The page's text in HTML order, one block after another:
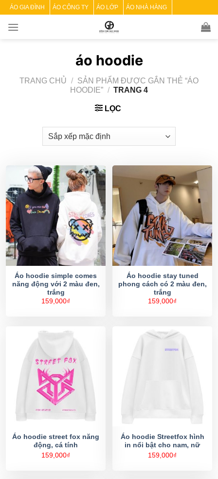
Skip
content
ÁO GIA ĐÌNH ÁO CÔNG TY ÁO LỚP ÁO NHÀ HÀNG
áo hoodie
TRANG CHỦ / SẢN PHẨM ĐƯỢC GẮN THẺ “ÁO
HOODIE” / TRANG 4
LỌC
Áo hoodie simple comes
năng động với 2 màu đen,
trắng
159,000₫
Áo hoodie stay tuned
phong cách có 2 màu đen,
trắng
159,000₫
Áo hoodie street fox năng
động, cá tính
159,000₫
Áo hoodie Streetfox hình
in nổi bật cho nam, nữ
159,000₫